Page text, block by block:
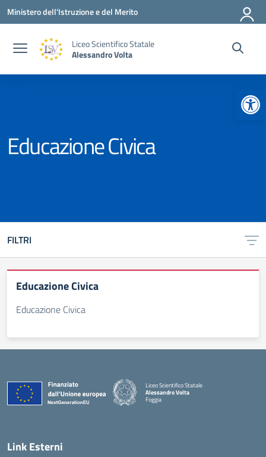
Vai ai contenuti
Vai al menu di navigazione
Vai al footer
Ministero dell'Istruzione e del Merito
Liceo Scientifico Statale
Alessandro Volta
Educazione Civica
FILTRI
Educazione Civica
Educazione Civica
Liceo Scientifico Statale
Alessandro Volta
Foggia
— Visita la pagina iniziale della scuola
Link Esterni